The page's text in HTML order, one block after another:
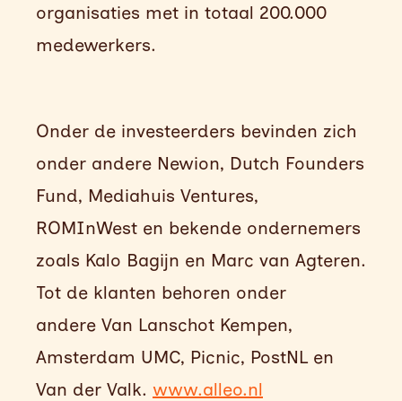
organisaties met in totaal 200.000
medewerkers.
Onder de investeerders bevinden zich
onder andere Newion, Dutch Founders
Fund, Mediahuis Ventures,
ROMInWest en bekende ondernemers
zoals Kalo Bagijn en Marc van Agteren.
Tot de klanten behoren onder
andere Van Lanschot Kempen,
Amsterdam UMC, Picnic, PostNL en
Van der Valk. www.alleo.nl